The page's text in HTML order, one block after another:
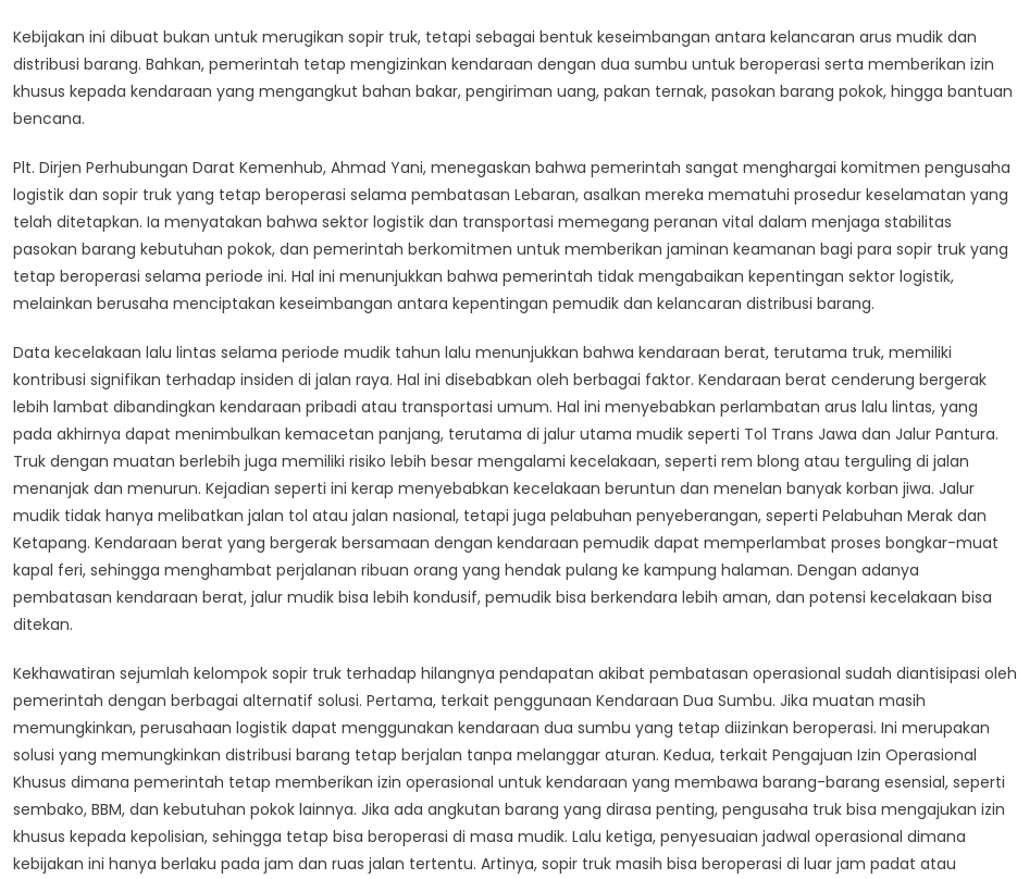
Kebijakan ini dibuat bukan untuk merugikan sopir truk, tetapi sebagai bentuk keseimbangan antara kelancaran arus mudik dan
distribusi barang. Bahkan, pemerintah tetap mengizinkan kendaraan dengan dua sumbu untuk beroperasi serta memberikan izin
khusus kepada kendaraan yang mengangkut bahan bakar, pengiriman uang, pakan ternak, pasokan barang pokok, hingga bantuan
bencana.
Plt. Dirjen Perhubungan Darat Kemenhub, Ahmad Yani, menegaskan bahwa pemerintah sangat menghargai komitmen pengusaha
logistik dan sopir truk yang tetap beroperasi selama pembatasan Lebaran, asalkan mereka mematuhi prosedur keselamatan yang
telah ditetapkan. Ia menyatakan bahwa sektor logistik dan transportasi memegang peranan vital dalam menjaga stabilitas
pasokan barang kebutuhan pokok, dan pemerintah berkomitmen untuk memberikan jaminan keamanan bagi para sopir truk yang
tetap beroperasi selama periode ini. Hal ini menunjukkan bahwa pemerintah tidak mengabaikan kepentingan sektor logistik,
melainkan berusaha menciptakan keseimbangan antara kepentingan pemudik dan kelancaran distribusi barang.
Data kecelakaan lalu lintas selama periode mudik tahun lalu menunjukkan bahwa kendaraan berat, terutama truk, memiliki
kontribusi signifikan terhadap insiden di jalan raya. Hal ini disebabkan oleh berbagai faktor. Kendaraan berat cenderung bergerak
lebih lambat dibandingkan kendaraan pribadi atau transportasi umum. Hal ini menyebabkan perlambatan arus lalu lintas, yang
pada akhirnya dapat menimbulkan kemacetan panjang, terutama di jalur utama mudik seperti Tol Trans Jawa dan Jalur Pantura.
Truk dengan muatan berlebih juga memiliki risiko lebih besar mengalami kecelakaan, seperti rem blong atau terguling di jalan
menanjak dan menurun. Kejadian seperti ini kerap menyebabkan kecelakaan beruntun dan menelan banyak korban jiwa. Jalur
mudik tidak hanya melibatkan jalan tol atau jalan nasional, tetapi juga pelabuhan penyeberangan, seperti Pelabuhan Merak dan
Ketapang. Kendaraan berat yang bergerak bersamaan dengan kendaraan pemudik dapat memperlambat proses bongkar-muat
kapal feri, sehingga menghambat perjalanan ribuan orang yang hendak pulang ke kampung halaman. Dengan adanya
pembatasan kendaraan berat, jalur mudik bisa lebih kondusif, pemudik bisa berkendara lebih aman, dan potensi kecelakaan bisa
ditekan.
Kekhawatiran sejumlah kelompok sopir truk terhadap hilangnya pendapatan akibat pembatasan operasional sudah diantisipasi oleh
pemerintah dengan berbagai alternatif solusi. Pertama, terkait penggunaan Kendaraan Dua Sumbu. Jika muatan masih
memungkinkan, perusahaan logistik dapat menggunakan kendaraan dua sumbu yang tetap diizinkan beroperasi. Ini merupakan
solusi yang memungkinkan distribusi barang tetap berjalan tanpa melanggar aturan. Kedua, terkait Pengajuan Izin Operasional
Khusus dimana pemerintah tetap memberikan izin operasional untuk kendaraan yang membawa barang-barang esensial, seperti
sembako, BBM, dan kebutuhan pokok lainnya. Jika ada angkutan barang yang dirasa penting, pengusaha truk bisa mengajukan izin
khusus kepada kepolisian, sehingga tetap bisa beroperasi di masa mudik. Lalu ketiga, penyesuaian jadwal operasional dimana
kebijakan ini hanya berlaku pada jam dan ruas jalan tertentu. Artinya, sopir truk masih bisa beroperasi di luar jam padat atau